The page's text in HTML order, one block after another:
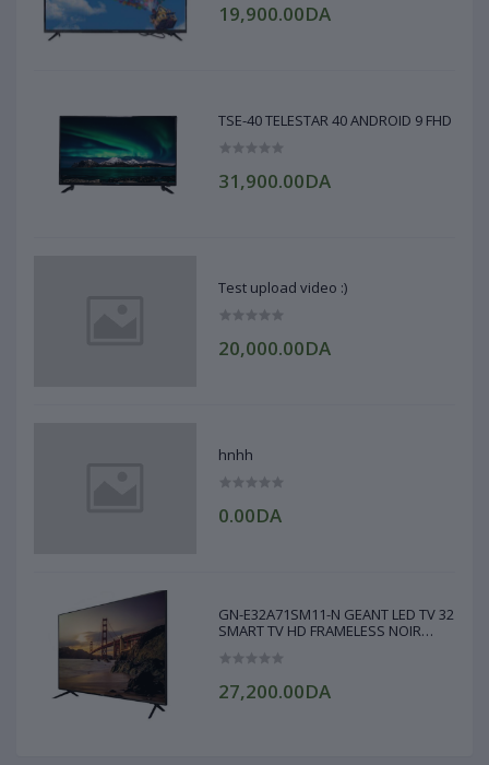
19,900.00DA
TSE-40 TELESTAR 40 ANDROID 9 FHD
31,900.00DA
Test upload video :)
20,000.00DA
hnhh
0.00DA
GN-E32A71SM11-N GEANT LED TV 32
SMART TV HD FRAMELESS NOIR
27,200.00DA